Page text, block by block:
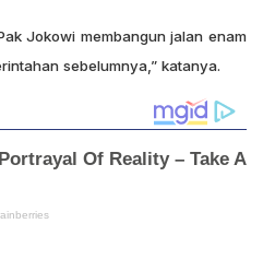
Jokowi membangun jalan enam
sebelumnya,” katanya.